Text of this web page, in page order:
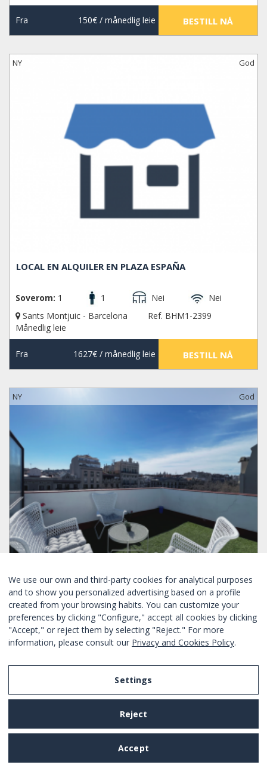
Fra 150€/ månedlig leie BESTILL NÅ
NY God
LOCAL EN ALQUILER EN PLAZA ESPAÑA
Soverom: 1 1 Nei
Nei
Sants Montjuic - Barcelona
Ref. BHM1-2399
Månedlig leie
Fra 1627€/ månedlig leie BESTILL NÅ
NY God
TILBUD KUN I DAG
ÁTICO EN EL CENTRO DE BARCELONA
Soverom: 2 4 Ja
Ja
Eixample - Barcelona
Ref. BHB-1939 Daglig utleie
223€/ natt
25 resultater funnet.
BARCELONA-HOME
We use our own and third-party cookies for analytical purposes
and to show you personalized advertising based on a profile
created from your browsing habits. You can customize your
preferences by clicking "Configure," accept all cookies by clicking
"Accept," or reject them by selecting "Reject." For more
information, please consult our Privacy and Cookies Policy.
Settings
Reject
Accept